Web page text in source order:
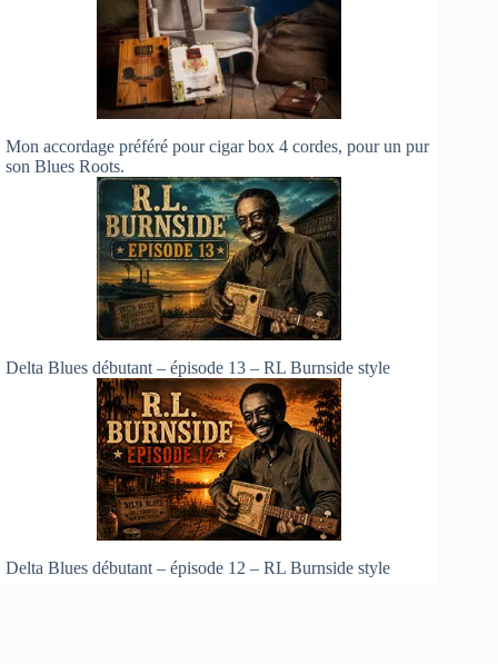
Mon accordage préféré pour cigar box 4 cordes, pour un pur
son Blues Roots.
Delta Blues débutant – épisode 13 – RL Burnside style
Delta Blues débutant – épisode 12 – RL Burnside style